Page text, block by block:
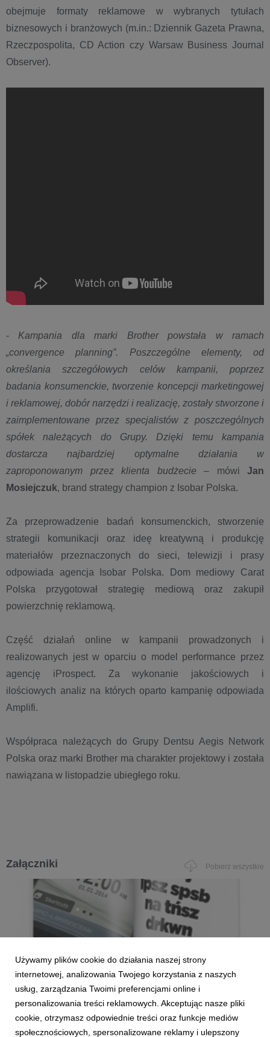
obejmuje formaty reklamowe w wybranych tytułach
biznesowych i branżowych (m.in.: Dziennik Gazeta Prawna,
Rzeczpospolita, CD Action czy Warsaw Business Journal
Observer).
- Kampania dla marki Brother powstała w ramach
„convergence planning”. Poszczególne elementy, od
określania szczegółowych celów kampanii, poprzez
badania konsumenckie, tworzenie koncepcji marketingowej
i reklamowej, dobór narzędzi i realizację, zostały stworzone i
zaimplementowane przez specjalistów z poszczególnych
spółek należących do Grupy. Dzięki temu kampania
dostarcza najbardziej optymalne działania w
zaproponowanym przez klienta budżecie – mówi Jan
Mosiejczuk, brand strategy champion z Isobar Polska.
Za przeprowadzenie badań konsumenckich, stworzenie
strategii komunikacji oraz ideę kreatywną i produkcję
materiałów przeznaczonych do sieci, telewizji i prasy
odpowiada agencja Isobar Polska. Dom mediowy Carat
Polska przygotował strategię mediową oraz zakupił
powierzchnię reklamową.
Część działań online w kampanii prowadzonych i
realizowanych jest w oparciu o model performance przez
agencję iProspect. Za wykonanie jakościowych i
ilościowych analiz na których oparto kampanię odpowiada
Amplifi.
Współpraca należących do Grupy Dentsu Aegis Network
Polska oraz marki Brother ma charakter projektowy i została
nawiązana w listopadzie ubiegłego roku.
Załączniki Pobierz wszystkie
Brother_materia__graficzny.jpg
grafika| 580 KB
Używamy plików cookie do działania naszej strony
internetowej, analizowania Twojego korzystania z naszych
usług, zarządzania Twoimi preferencjami online i
personalizowania treści reklamowych. Akceptując nasze pliki
cookie, otrzymasz odpowiednie treści oraz funkcje mediów
społecznościowych, spersonalizowane reklamy i ulepszony